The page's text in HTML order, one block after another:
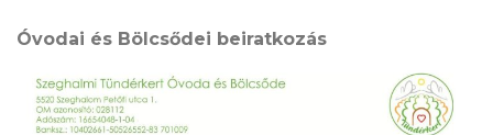
Óvodai és Bölcsődei beiratkozás